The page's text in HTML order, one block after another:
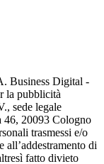
Business Digital -
la pubblicità
sede legale
46, 20093 Cologno
trasmessi e/o
di
fatto divieto